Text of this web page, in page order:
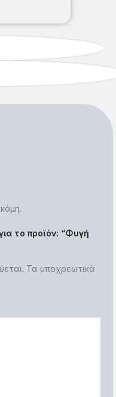
το προϊόν: “Φυγή
Τα υποχρεωτικά